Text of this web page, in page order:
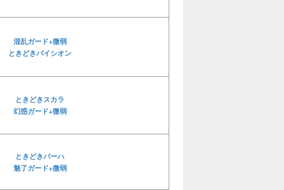
混乱ガード+微弱
ときどきバイシオン
ときどきスカラ
幻惑ガード+微弱
ときどきバーハ
魅了ガード+微弱